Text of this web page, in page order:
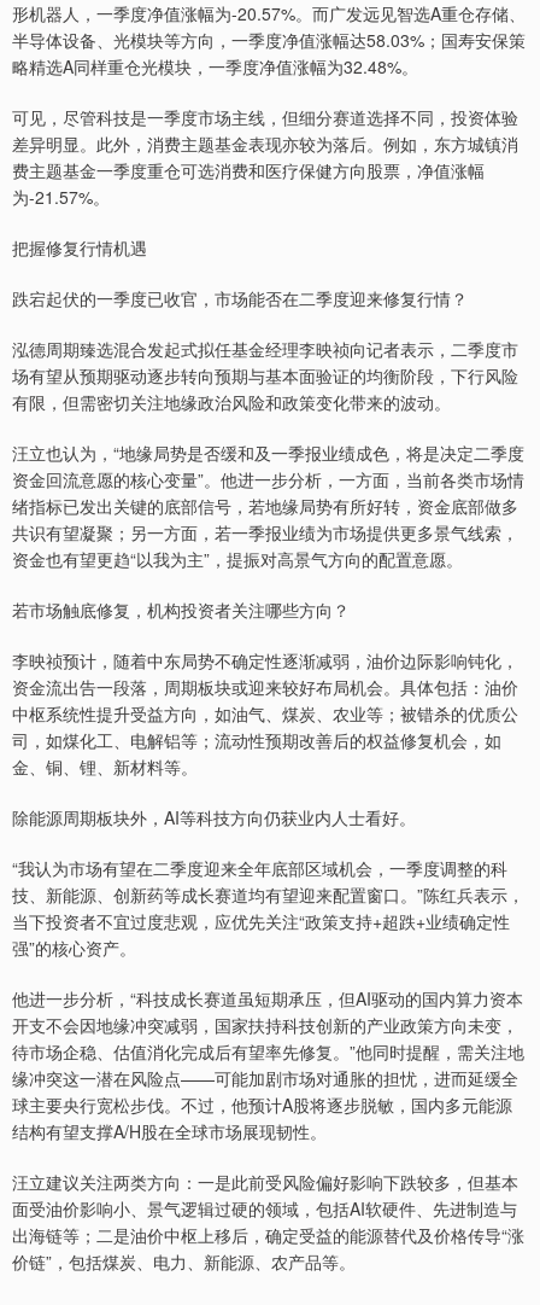
形机器人，一季度净值涨幅为-20.57%。而广发远见智选A重仓存储、
半导体设备、光模块等方向，一季度净值涨幅达58.03%；国寿安保策
略精选A同样重仓光模块，一季度净值涨幅为32.48%。
可见，尽管科技是一季度市场主线，但细分赛道选择不同，投资体验
差异明显。此外，消费主题基金表现亦较为落后。例如，东方城镇消
费主题基金一季度重仓可选消费和医疗保健方向股票，净值涨幅
为-21.57%。
把握修复行情机遇
跌宕起伏的一季度已收官，市场能否在二季度迎来修复行情？
泓德周期臻选混合发起式拟任基金经理李映祯向记者表示，二季度市
场有望从预期驱动逐步转向预期与基本面验证的均衡阶段，下行风险
有限，但需密切关注地缘政治风险和政策变化带来的波动。
汪立也认为，“地缘局势是否缓和及一季报业绩成色，将是决定二季度
资金回流意愿的核心变量”。他进一步分析，一方面，当前各类市场情
绪指标已发出关键的底部信号，若地缘局势有所好转，资金底部做多
共识有望凝聚；另一方面，若一季报业绩为市场提供更多景气线索，
资金也有望更趋“以我为主”，提振对高景气方向的配置意愿。
若市场触底修复，机构投资者关注哪些方向？
李映祯预计，随着中东局势不确定性逐渐减弱，油价边际影响钝化，
资金流出告一段落，周期板块或迎来较好布局机会。具体包括：油价
中枢系统性提升受益方向，如油气、煤炭、农业等；被错杀的优质公
司，如煤化工、电解铝等；流动性预期改善后的权益修复机会，如
金、铜、锂、新材料等。
除能源周期板块外，AI等科技方向仍获业内人士看好。
“我认为市场有望在二季度迎来全年底部区域机会，一季度调整的科
技、新能源、创新药等成长赛道均有望迎来配置窗口。”陈红兵表示，
当下投资者不宜过度悲观，应优先关注“政策支持+超跌+业绩确定性
强”的核心资产。
他进一步分析，“科技成长赛道虽短期承压，但AI驱动的国内算力资本
开支不会因地缘冲突减弱，国家扶持科技创新的产业政策方向未变，
待市场企稳、估值消化完成后有望率先修复。”他同时提醒，需关注地
缘冲突这一潜在风险点——可能加剧市场对通胀的担忧，进而延缓全
球主要央行宽松步伐。不过，他预计A股将逐步脱敏，国内多元能源
结构有望支撑A/H股在全球市场展现韧性。
汪立建议关注两类方向：一是此前受风险偏好影响下跌较多，但基本
面受油价影响小、景气逻辑过硬的领域，包括AI软硬件、先进制造与
出海链等；二是油价中枢上移后，确定受益的能源替代及价格传导“涨
价链”，包括煤炭、电力、新能源、农产品等。